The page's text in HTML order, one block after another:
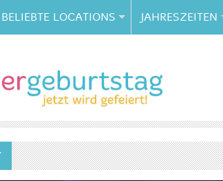
BELIEBTE LOCATIONS JAHRESZEITEN